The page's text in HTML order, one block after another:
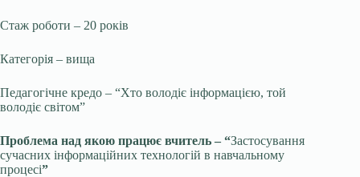
Стаж роботи – 20 років
Категорія – вища
Педагогічне кредо – “Хто володіє інформацією, той
володіє світом”
Проблема над якою працює вчитель – “Застосування
сучасних інформаційних технологій в навчальному
процесі”